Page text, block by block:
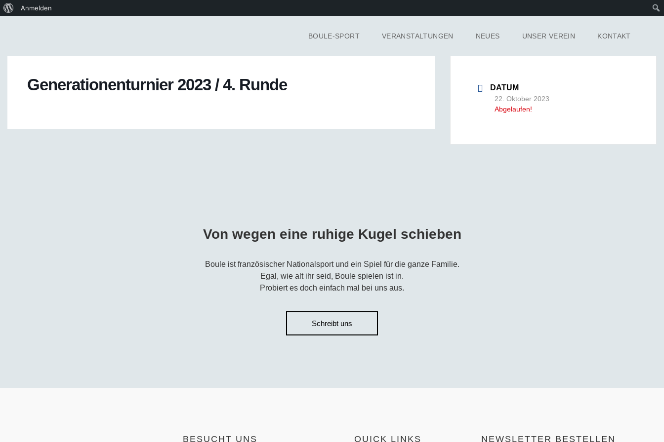
BOULE-SPORT VERANSTALTUNGEN NEUES UNSER VEREIN KONTAKT
Generationenturnier 2023 / 4. Runde DATUM
22. Oktober 2023
Abgelaufen!
Von wegen eine ruhige Kugel schieben
Boule ist französischer Nationalsport und ein Spiel für die ganze Familie.
Egal, wie alt ihr seid, Boule spielen ist in.
Probiert es doch einfach mal bei uns aus.
Schreibt uns
BESUCHT UNS QUICK LINKS NEWSLETTER BESTELLEN
Anmelden